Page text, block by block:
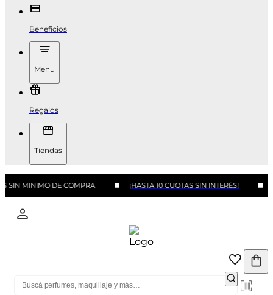
Beneficios
Menu
Regalos
Tiendas
SIN MINIMO DE COMPRA ¡HASTA 10 CUOTAS SIN INTERÉS!